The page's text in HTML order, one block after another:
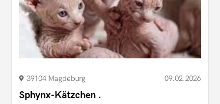
39104 Magdeburg 09.02.2026
Sphynx-Kätzchen .